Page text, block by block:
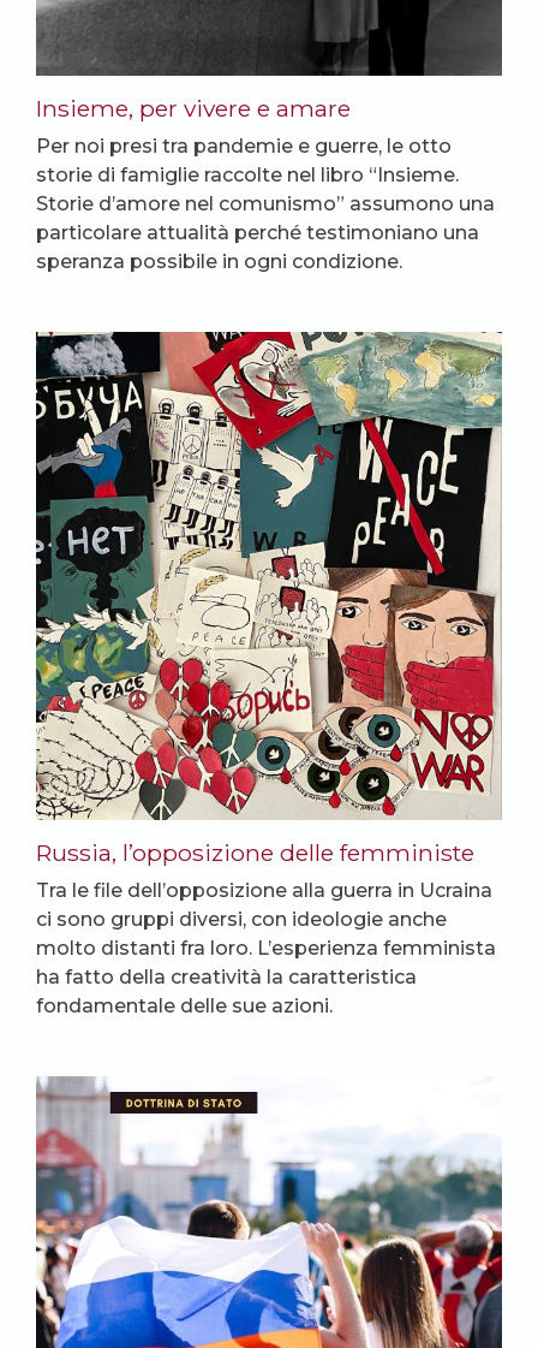
Insieme, per vivere e amare
Per noi presi tra pandemie e guerre, le otto
storie di famiglie raccolte nel libro “Insieme.
Storie d’amore nel comunismo” assumono una
particolare attualità perché testimoniano una
speranza possibile in ogni condizione.
Russia, l’opposizione delle femministe
Tra le file dell’opposizione alla guerra in Ucraina
ci sono gruppi diversi, con ideologie anche
molto distanti fra loro. L’esperienza femminista
ha fatto della creatività la caratteristica
fondamentale delle sue azioni.